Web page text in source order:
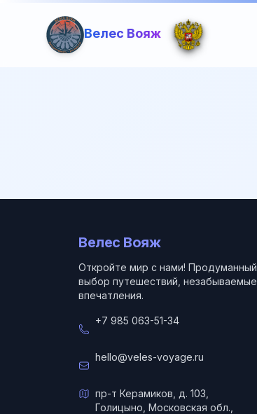
Велес Вояж
Велес Вояж
Откройте мир с нами! Продуманный
выбор путешествий, незабываемые
впечатления.
+7 985 063-51-34
hello@veles-voyage.ru
пр-т Керамиков, д. 103,
Голицыно, Московская обл.,